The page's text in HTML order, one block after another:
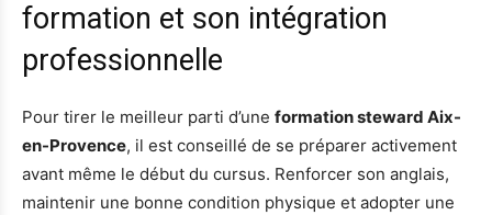
formation et son intégration
professionnelle
Pour tirer le meilleur parti d’une formation steward Aix-
en-Provence, il est conseillé de se préparer activement
avant même le début du cursus. Renforcer son anglais,
maintenir une bonne condition physique et adopter une